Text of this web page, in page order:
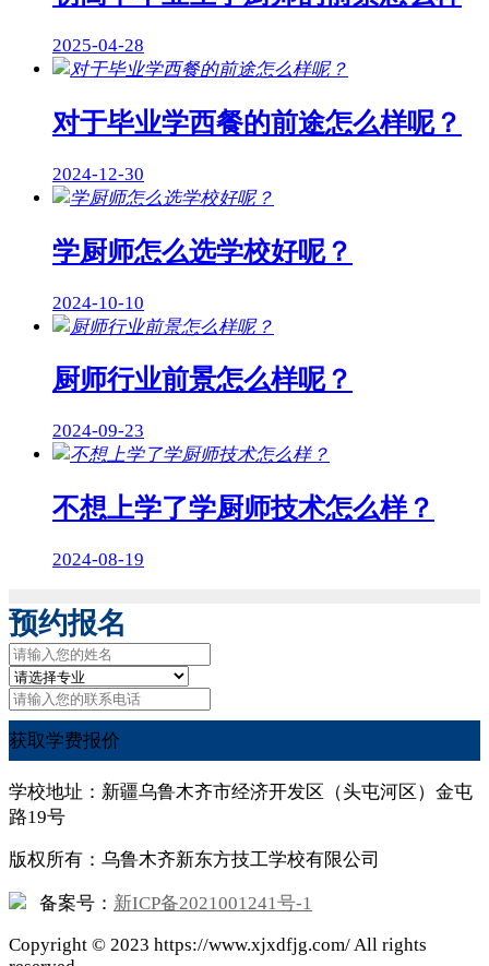
2025-04-28
对于毕业学西餐的前途怎么样呢？
2024-12-30
学厨师怎么选学校好呢？
2024-10-10
厨师行业前景怎么样呢？
2024-09-23
不想上学了学厨师技术怎么样？
2024-08-19
预约报名
获取学费报价
学校地址：新疆乌鲁木齐市经济开发区（头屯河区）金屯
路19号
版权所有：乌鲁木齐新东方技工学校有限公司
备案号： 新ICP备2021001241号-1
Copyright © 2023 https://www.xjxdfjg.com/ All rights